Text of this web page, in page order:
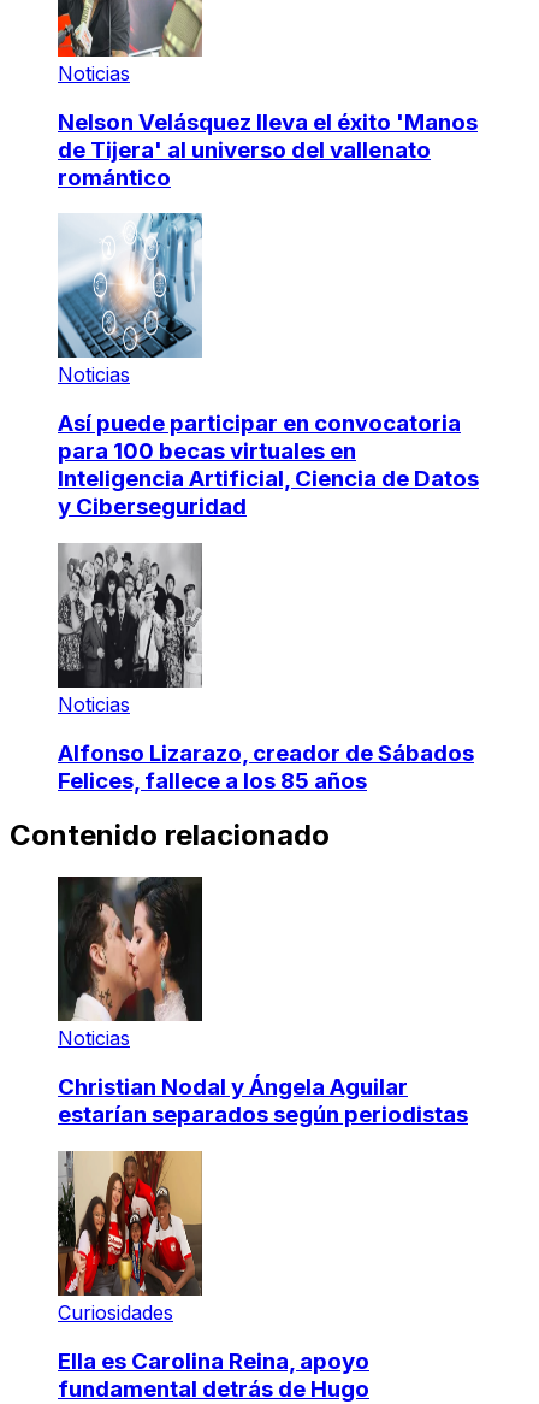
Noticias
Nelson Velásquez lleva el éxito 'Manos
de Tijera' al universo del vallenato
romántico
Noticias
Así puede participar en convocatoria
para 100 becas virtuales en
Inteligencia Artificial, Ciencia de Datos
y Ciberseguridad
Noticias
Alfonso Lizarazo, creador de Sábados
Felices, fallece a los 85 años
Contenido relacionado
Noticias
Christian Nodal y Ángela Aguilar
estarían separados según periodistas
Curiosidades
Ella es Carolina Reina, apoyo
fundamental detrás de Hugo